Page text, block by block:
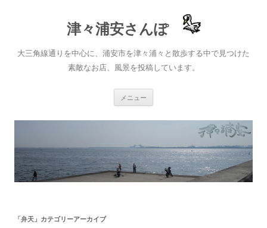
津々浦安さんぽ
大三角線通りを中心に、浦安市を津々浦々と散歩する中で見つけた
素敵なお店、風景を投稿しています。
メニュー
ン
キ
ッ
プ
「弁天 」カテゴリーアーカイブ